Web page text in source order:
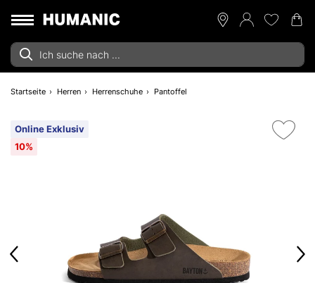
Startseite Herren Herrenschuhe Pantoffel
Online Exklusiv
10%